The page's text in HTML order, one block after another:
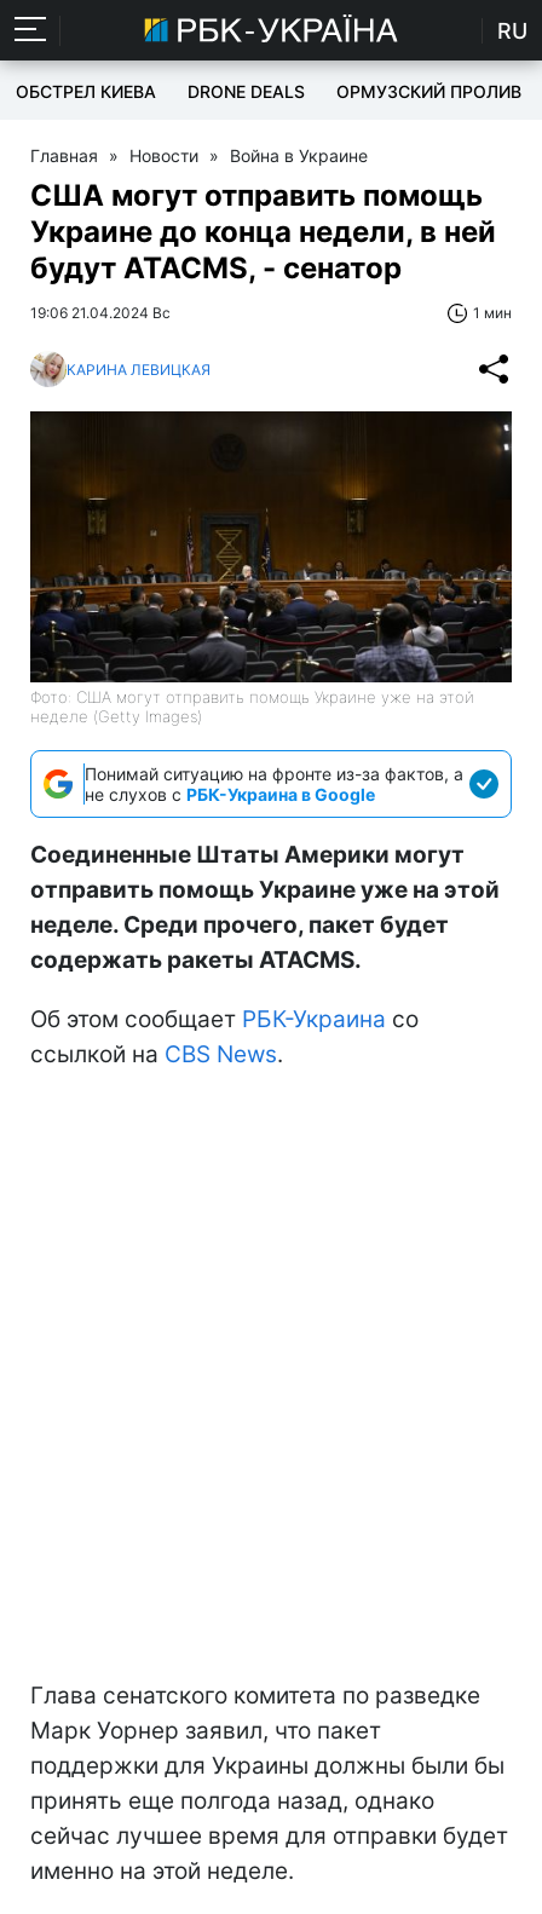
RU
ОБСТРЕЛ КИЕВА DRONE DEALS ОРМУЗСКИЙ ПРОЛИВ
Главная » Новости » Война в Украине
США могут отправить помощь
Украине до конца недели, в ней
будут ATACMS, - сенатор
19:06 21.04.2024 Вс 1 мин
КАРИНА ЛЕВИЦКАЯ
Фото: США могут отправить помощь Украине уже на этой
неделе (Getty Images)
Понимай ситуацию на фронте из-за фактов, а
не слухов с РБК-Украина в Google
Соединенные Штаты Америки могут
отправить помощь Украине уже на этой
неделе. Среди прочего, пакет будет
содержать ракеты ATACMS.
Об этом сообщает РБК-Украина со
ссылкой на CBS News.
Глава сенатского комитета по разведке
Марк Уорнер заявил, что пакет
поддержки для Украины должны были бы
принять еще полгода назад, однако
сейчас лучшее время для отправки будет
именно на этой неделе.